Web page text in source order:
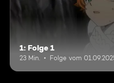
1: Folge 1
23 Min. Folge vom